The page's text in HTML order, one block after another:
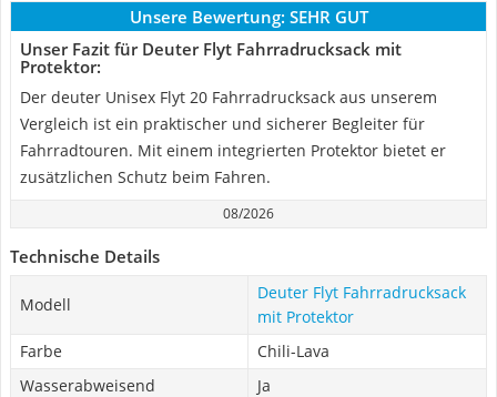
Unsere Bewertung: SEHR GUT
Unser Fazit für Deuter Flyt Fahrradrucksack mit
Protektor:
Der deuter Unisex Flyt 20 Fahrradrucksack aus unserem
Vergleich ist ein praktischer und sicherer Begleiter für
Fahrradtouren. Mit einem integrierten Protektor bietet er
zusätzlichen Schutz beim Fahren.
08/2026
Technische Details
Modell
Deuter Flyt Fahrradrucksack
mit Protektor
Farbe
Chili-Lava
Wasserabweisend
Ja